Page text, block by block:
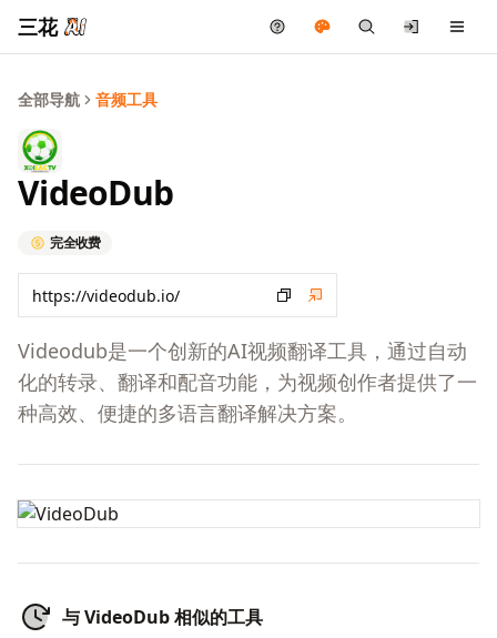
三花
全部导航 音频工具
VideoDub
完全收费
Videodub是一个创新的AI视频翻译工具，通过自动
化的转录、翻译和配音功能，为视频创作者提供了一
种高效、便捷的多语言翻译解决方案。
与 VideoDub 相似的工具